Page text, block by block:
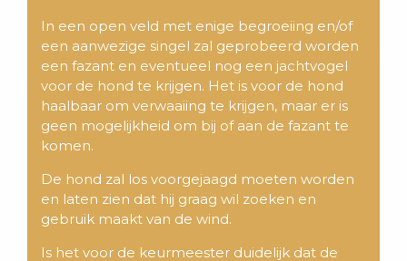
In een open veld met enige begroeiing en/of
een aanwezige singel zal geprobeerd worden
een fazant en eventueel nog een jachtvogel
voor de hond te krijgen. Het is voor de hond
haalbaar om verwaaiing te krijgen, maar er is
geen mogelijkheid om bij of aan de fazant te
komen.
De hond zal los voorgejaagd moeten worden
en laten zien dat hij graag wil zoeken en
gebruik maakt van de wind.
Is het voor de keurmeester duidelijk dat de